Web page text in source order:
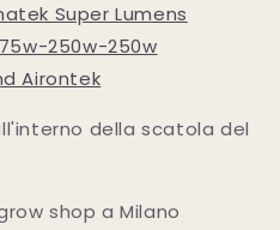
Super Lumens
250w-250w
Airontek
della scatola del
shop a Milano